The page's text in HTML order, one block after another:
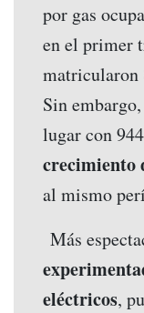
por gas
en el primer
matricularon
Sin
lugar con
crecimiento
al mismo
Más
eléctricos,